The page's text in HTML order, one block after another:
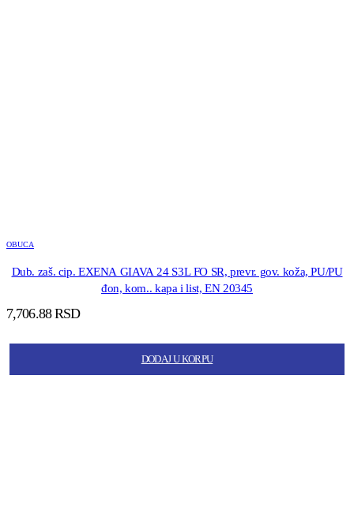
OBUCA
Dub. zaš. cip. EXENA GIAVA 24 S3L FO SR, prevr. gov. koža, PU/PU
đon, kom.. kapa i list, EN 20345
7,706.88RSD
DODAJ U KORPU